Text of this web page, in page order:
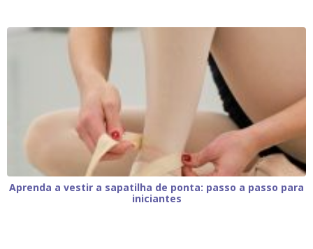
Aprenda a vestir a sapatilha de ponta: passo a passo para
iniciantes